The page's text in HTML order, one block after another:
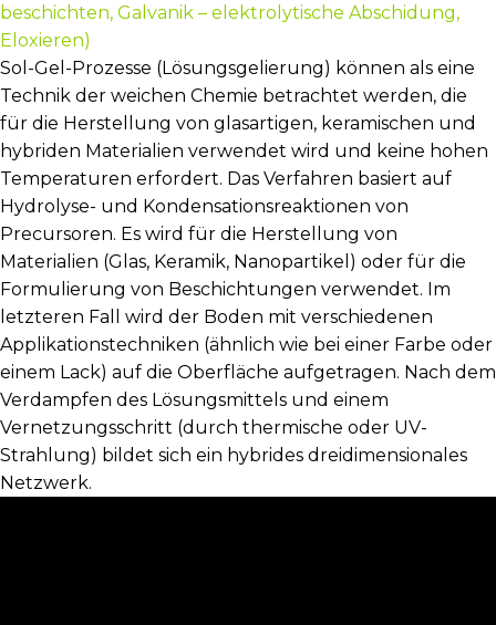
beschichten, Galvanik – elektrolytische Abschidung,
Eloxieren)
Sol-Gel-Prozesse (Lösungsgelierung) können als eine
Technik der weichen Chemie betrachtet werden, die
für die Herstellung von glasartigen, keramischen und
hybriden Materialien verwendet wird und keine hohen
Temperaturen erfordert. Das Verfahren basiert auf
Hydrolyse- und Kondensationsreaktionen von
Precursoren. Es wird für die Herstellung von
Materialien (Glas, Keramik, Nanopartikel) oder für die
Formulierung von Beschichtungen verwendet. Im
letzteren Fall wird der Boden mit verschiedenen
Applikationstechniken (ähnlich wie bei einer Farbe oder
einem Lack) auf die Oberfläche aufgetragen. Nach dem
Verdampfen des Lösungsmittels und einem
Vernetzungsschritt (durch thermische oder UV-
Strahlung) bildet sich ein hybrides dreidimensionales
Netzwerk.